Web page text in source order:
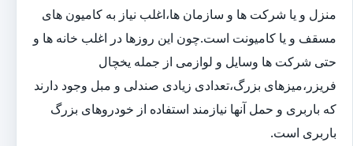
منزل و یا شرکت ها و سازمان ها،اغلب نیاز به کامیون های
مسقف و یا کامیونت است.چون این روزها در اغلب خانه ها و
حتی شرکت ها وسایل و لوازمی از جمله یخچال
فریزر،میزهای بزرگ،تعدادی زیادی صندلی و مبل وجود دارند
که باربری و حمل آنها نیازمند استفاده از خودروهای بزرگ
باربری است.